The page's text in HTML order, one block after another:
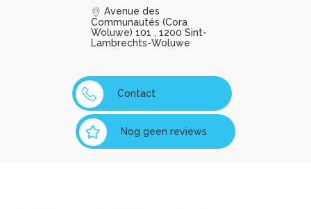
Avenue des
Communautés (Cora
Woluwe) 101 , 1200 Sint-
Lambrechts-Woluwe
Contact
Nog geen reviews